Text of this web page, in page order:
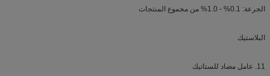
الجرعة: 0.1% - 1.0% من مجموع المنتجات
البلاستيك
11. عامل مضاد للستاتيك